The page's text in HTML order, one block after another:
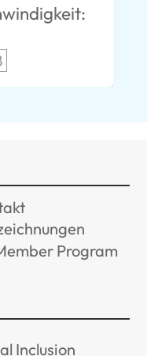
Program
Inclusion